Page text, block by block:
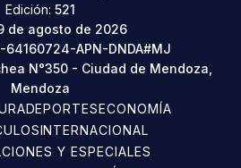
Edición: 521
de agosto de 2026
64160724-APN-DNDA#MJ
N°350 - Ciudad de Mendoza,
Mendoza
DEPORTESECONOMÍA
INTERNACIONAL
Y ESPECIALES